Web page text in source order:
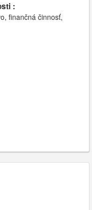
:
finančná činnosť,